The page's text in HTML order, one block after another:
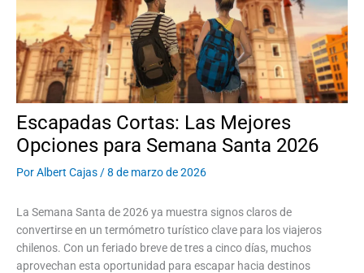
Escapadas Cortas: Las Mejores
Opciones para Semana Santa 2026
PorAlbert Cajas /8 de marzo de 2026
La Semana Santa de 2026 ya muestra signos claros de
convertirse en un termómetro turístico clave para los viajeros
chilenos. Con un feriado breve de tres a cinco días, muchos
aprovechan esta oportunidad para escapar hacia destinos